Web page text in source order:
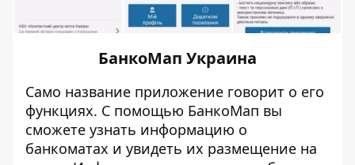
БанкоМап Украина
Само название приложение говорит о его
функциях. С помощью БанкоМап вы
сможете узнать информацию о
банкоматах и увидеть их размещение на